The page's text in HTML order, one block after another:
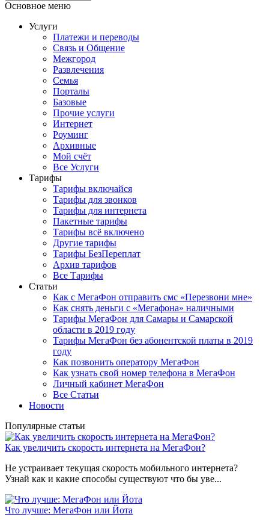
Основное меню
Услуги
Платежи и переводы
Связь и Общение
Межгород
Развлечения
Семья
Порталы
Базовые
Прочие услуги
Интернет
Роуминг
Архивные
Мой счёт
Все Услуги
Тарифы
Тарифы включайся
Тарифы для звонков
Тарифы для интернета
Пакетные тарифы
Тарифы всё включено
Другие тарифы
Тарифы БезПереплат
Архив тарифов
Все Тарифы
Статьи
Как с МегаФон отправить смс «Перезвони мне»
Как снять деньги с «Мегафона» наличными
Тарифы МегаФон для Самары и Самарской
области в 2019 году
Тарифы МегаФон без абонентской платы в 2019
году
Как позвонить оператору МегаФон
Как узнать свой номер телефона в МегаФон
Личный кабинет МегаФон
Все Статьи
Новости
Популярные статьи
Как увеличить скорость интернета на МегаФон?
Не устраивает текущая скорость мобильного интернета?
Узнай как и какие способы существуют что бы уве...
Что лучше: МегаФон или Йота